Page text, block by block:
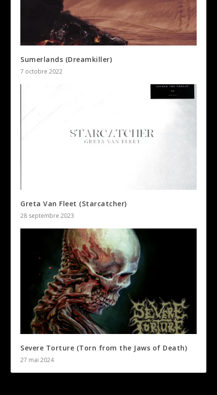
Sumerlands (Dreamkiller)
7 octobre 2022
Greta Van Fleet (Starcatcher)
28 septembre 2023
Severe Torture (Torn from the Jaws of Death)
27 mai 2024